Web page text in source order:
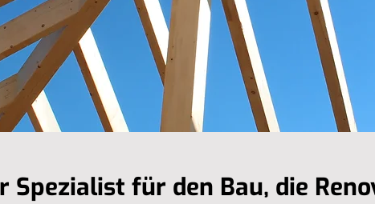
Spezialist für den Bau, die